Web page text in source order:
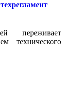
переживает
технического